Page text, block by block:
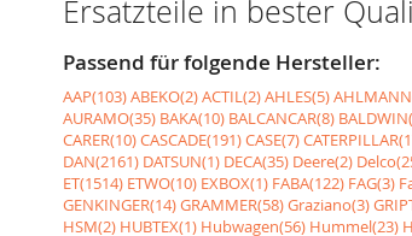
Ersatzteile in bester
Passend für folgende Hersteller:
AAP(103)ABEKO(2)ACTIL(2)AHLES(5)
AURAMO(35) BAKA(10) BALCANCAR(8)
CARER(10)CASCADE(191)CASE(7)
DAN(2161) DATSUN(1) DECA(35) Deere(2)
ET(1514) ETWO(10) EXBOX(1) FABA(122) FAG(3)
GENKINGER(14)GRAMMER(58)Graziano(3)
HSM(2) HUBTEX(1) Hubwagen(56) Hummel(23)